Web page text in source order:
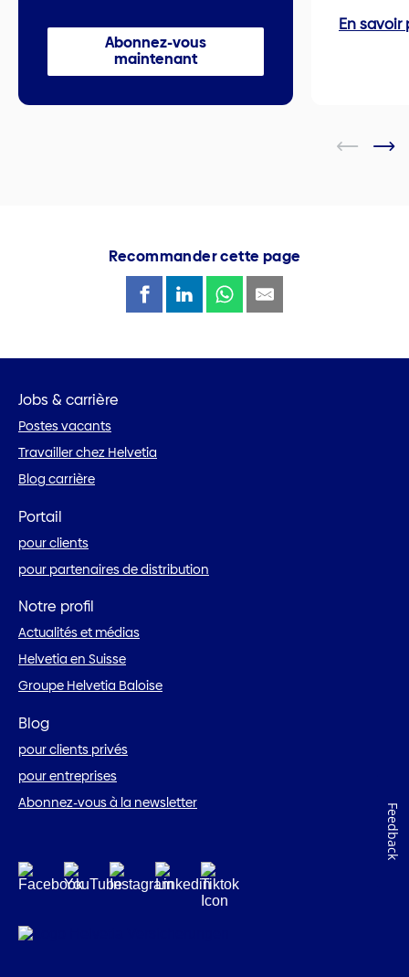
Abonnez-vous
maintenant
En savoir
Recommander cette page
Jobs & carrière
Postes vacants
Travailler chez Helvetia
Blog carrière
Portail
pour clients
pour partenaires de distribution
Notre profil
Actualités et médias
Helvetia en Suisse
Groupe Helvetia Baloise
Blog
pour clients privés
pour entreprises
Abonnez-vous à la newsletter
Feedback